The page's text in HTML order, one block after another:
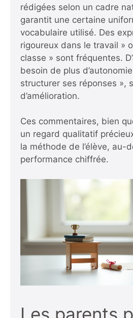
rédigées selon un cadre
garantit une certaine
vocabulaire utilisé. Des
rigoureux dans le travail »
classe » sont fréquentes.
besoin de plus
structurer ses réponses »,
d’amélioration.
Ces commentaires, bien
un regard qualitatif
la méthode de l’élève, au-
performance chiffrée.
Les parents